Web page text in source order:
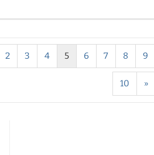
2 3 4 5 6 7 8 9
10 »